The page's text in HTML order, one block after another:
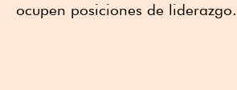
ocupen posiciones de liderazgo.